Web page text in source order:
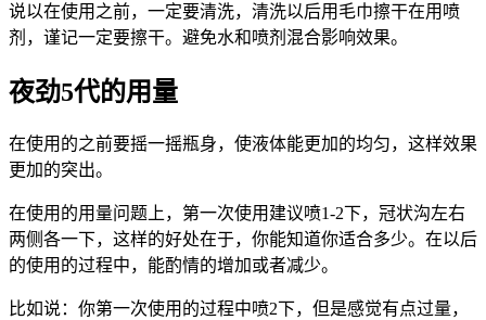
说以在使用之前，一定要清洗，清洗以后用毛巾擦干在用喷
剂，谨记一定要擦干。避免水和喷剂混合影响效果。
夜劲5代的用量
在使用的之前要摇一摇瓶身，使液体能更加的均匀，这样效果
更加的突出。
在使用的用量问题上，第一次使用建议喷1-2下，冠状沟左右
两侧各一下，这样的好处在于，你能知道你适合多少。在以后
的使用的过程中，能酌情的增加或者减少。
比如说：你第一次使用的过程中喷2下，但是感觉有点过量，